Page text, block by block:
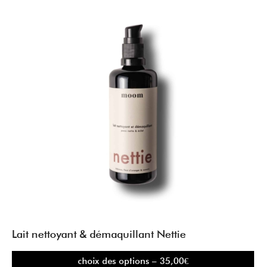
Lait nettoyant & démaquillant Nettie
choix des options – 35,00€